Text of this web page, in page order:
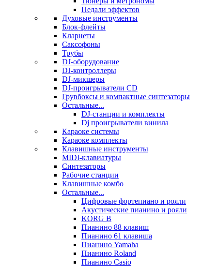
Педали эффектов
Духовые инструменты
Блок-флейты
Кларнеты
Саксофоны
Трубы
DJ-оборудование
DJ-контроллеры
DJ-микшеры
DJ-проигрыватели CD
Грувбоксы и компактные синтезаторы
Остальные...
DJ-станции и комплекты
Dj проигрыватели винила
Караоке системы
Караоке комплекты
Клавишные инструменты
MIDI-клавиатуры
Синтезаторы
Рабочие станции
Клавишные комбо
Остальные...
Цифровые фортепиано и рояли
Акустические пианино и рояли
KORG B
Пианино 88 клавиш
Пианино 61 клавиша
Пианино Yamaha
Пианино Roland
Пианино Casio